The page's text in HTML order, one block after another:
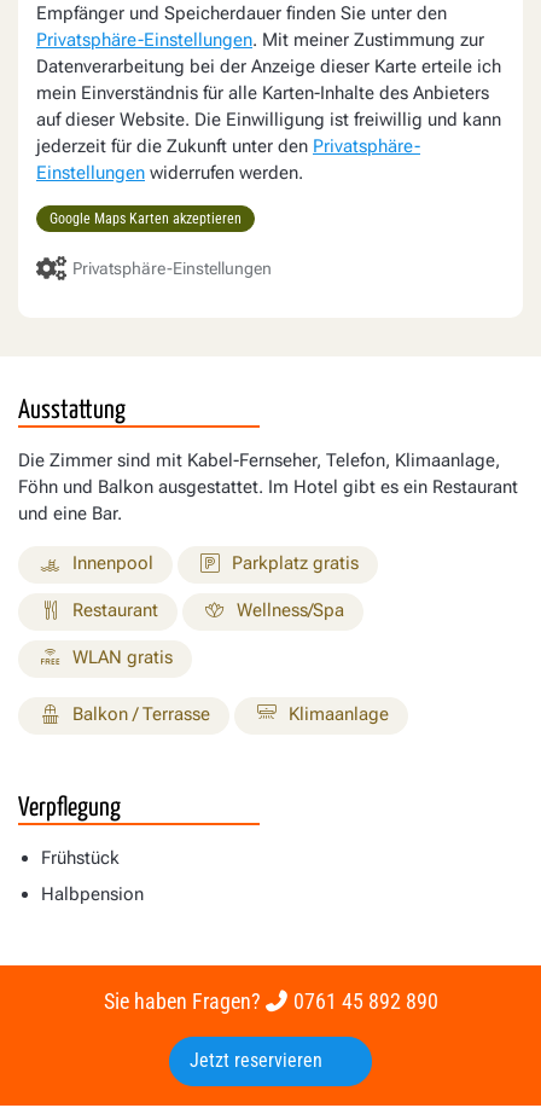
Empfänger und Speicherdauer finden Sie unter den
Privatsphäre-Einstellungen. Mit meiner Zustimmung zur
Datenverarbeitung bei der Anzeige dieser Karte erteile ich
mein Einverständnis für alle Karten-Inhalte des Anbieters
auf dieser Website. Die Einwilligung ist freiwillig und kann
jederzeit für die Zukunft unter den Privatsphäre-
Einstellungen widerrufen werden.
Google Maps Karten akzeptieren
Privatsphäre-Einstellungen
Ausstattung
Die Zimmer sind mit Kabel-Fernseher, Telefon, Klimaanlage,
Föhn und Balkon ausgestattet. Im Hotel gibt es ein Restaurant
und eine Bar.
Innenpool Parkplatz gratis
Restaurant Wellness/Spa
WLAN gratis
Balkon / Terrasse Klimaanlage
Verpflegung
Frühstück
Halbpension
Sie haben Fragen? 0761 45 892 890
Jetzt reservieren